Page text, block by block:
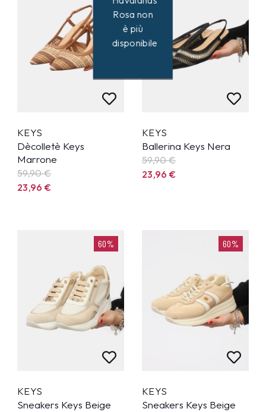
KEYS
Dècolletè Keys
Marrone
59,90€
23,96€
KEYS
Ballerina Keys Nera
59,90€
23,96€
60%
KEYS
Sneakers Keys Beige
60%
KEYS
Sneakers Keys Beige
Rosa non
è più
disponibile